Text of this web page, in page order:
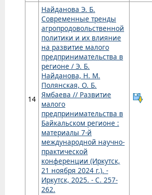
14
Найданова Э. Б.
Современные тренды
агропродовольственной
политики и их влияние
на развитие малого
предпринимательства в
регионе / Э. Б.
Найданова, Н. М.
Полянская, О. Б.
Ямбаева // Развитие
малого
предпринимательства в
Байкальском регионе :
материалы 7-й
международной научно-
практической
конференции (Иркутск,
21 ноября 2024 г.). -
Иркутск, 2025. - С. 257-
262.